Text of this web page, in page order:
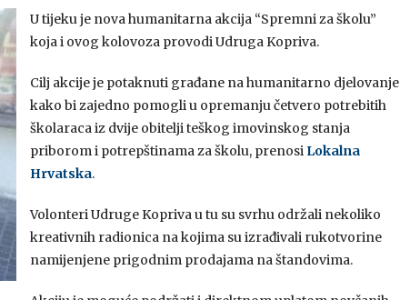
U tijeku je nova humanitarna akcija “Spremni za školu”
koja i ovog kolovoza provodi Udruga Kopriva.
Cilj akcije je potaknuti građane na humanitarno djelovanje
kako bi zajedno pomogli u opremanju četvero potrebitih
školaraca iz dvije obitelji teškog imovinskog stanja
priborom i potrepštinama za školu, prenosi Lokalna
Hrvatska.
Volonteri Udruge Kopriva u tu su svrhu održali nekoliko
kreativnih radionica na kojima su izrađivali rukotvorine
namijenjene prigodnim prodajama na štandovima.